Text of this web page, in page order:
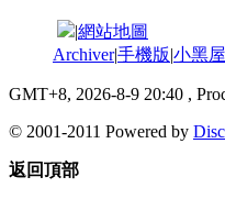
|網站地圖
Archiver|手機版|小黑屋
GMT+8, 2026-8-9 20:40 ,
© 2001-2011 Powered by
返回頂部